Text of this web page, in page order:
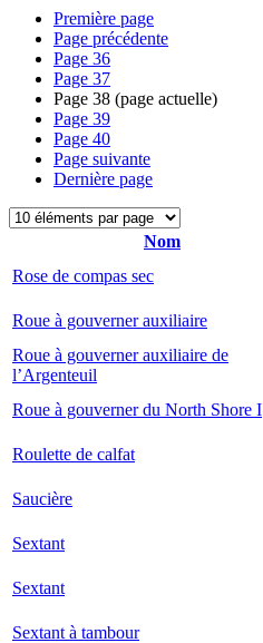
Première page
Page précédente
Page 36
Page 37
Page 38 (page actuelle)
Page 39
Page 40
Page suivante
Dernière page
Nom
Rose de compas sec
Roue à gouverner auxiliaire
Roue à gouverner auxiliaire de
l’Argenteuil
Roue à gouverner du North Shore I
Roulette de calfat
Saucière
Sextant
Sextant
Sextant à tambour